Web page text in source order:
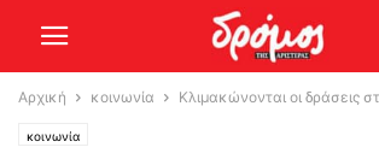
Αρχική κοινωνία Κλιμακώνονται οι δράσεις
κοινωνία